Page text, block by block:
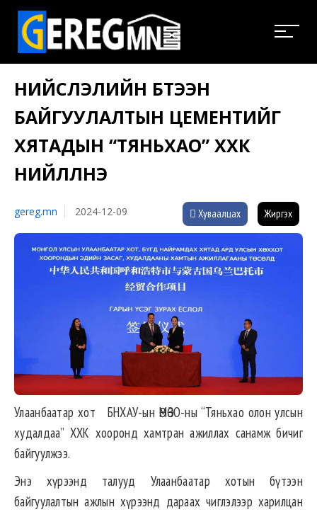
НИЙСЛЭЛИЙН БҮТЭЭН
БАЙГУУЛАЛТЫН ЦЕМЕНТИЙГ
ХЯТАДЫН “ТЯНЬХАО” ХХК
НИЙЛҮҮЛНЭ
gereg.mn 2024-12-09 Хуваалцах Жиргэх
Улаанбаатар хот БНХАУ-ын ӨМӨЗО-ны “Тяньхао олон улсын
худалдаа” ХХК хооронд хамтран ажиллах санамж бичиг
байгуулжээ.
Энэ хүрээнд талууд Улаанбаатар хотын бүтээн
байгуулалтын ажлын хүрээнд дараах чиглэлээр харилцан